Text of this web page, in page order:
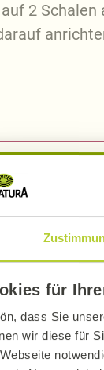
für
dass Sie
wir diese für
2
bekommt
frischer
mit